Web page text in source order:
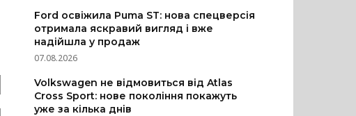
Ford освіжила Puma ST: нова спецверсія
отримала яскравий вигляд і вже
надійшла у продаж
07.08.2026
Volkswagen не відмовиться від Atlas
Cross Sport: нове покоління покажуть
уже за кілька днів